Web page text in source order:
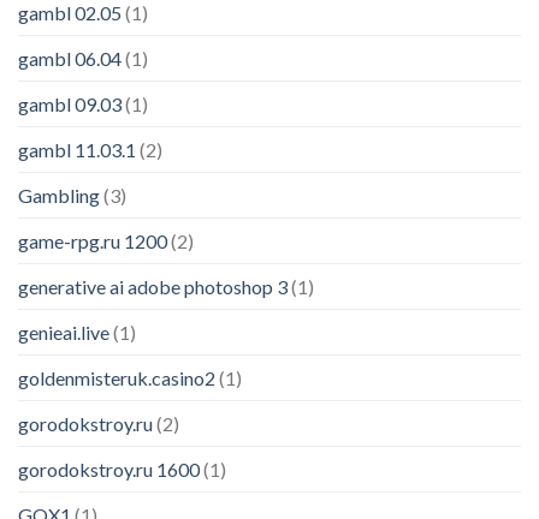
gambl 02.05 (1)
gambl 06.04(1)
gambl 09.03(1)
gambl 11.03.1 (2)
Gambling(3)
game-rpg.ru 1200(2)
generative ai adobe photoshop 3(1)
genieai.live(1)
goldenmisteruk.casino2 (1)
gorodokstroy.ru(2)
gorodokstroy.ru 1600(1)